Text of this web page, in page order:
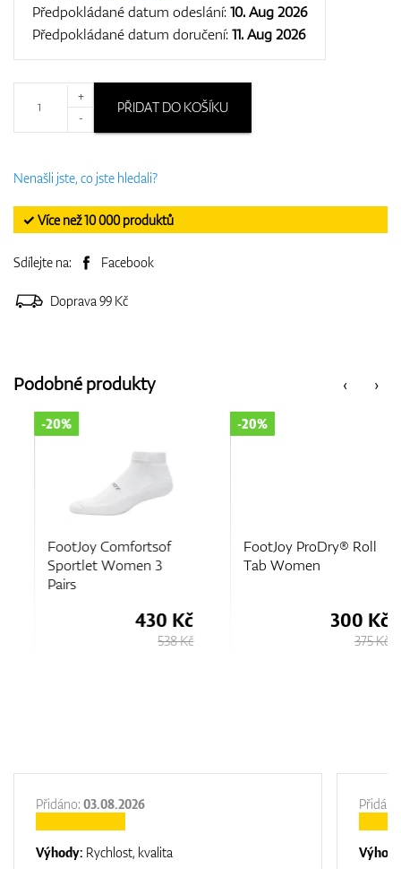
Předpokládané datum odeslání:10. Aug 2026
Předpokládané datum doručení:11. Aug 2026
+
-
PŘIDAT DO KOŠÍKU
Nenašli jste, co jste hledali?
✓ Více než 10 000 produktů
Sdílejte na: Facebook
Doprava 99 Kč
‹
Podobné produkty ›
FootJoy Comfortsof
Sportlet Women 3
Pairs
-20%
430 Kč
538 Kč
FootJoy ProDry® Roll
Tab Women
-20%
300 Kč
375 Kč
Přidáno: 03.08.2026
Výhody: Rychlost, kvalita